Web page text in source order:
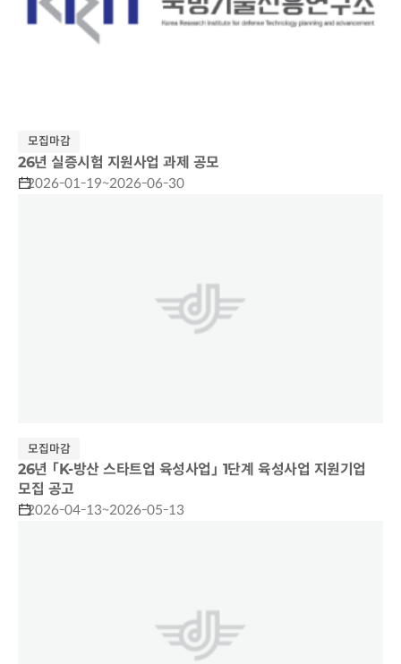
모집마감
26년 실증시험 지원사업 과제 공모
2026-01-19~2026-06-30
모집마감
26년 「K-방산 스타트업 육성사업」 1단계 육성사업 지원기업
모집 공고
2026-04-13~2026-05-13